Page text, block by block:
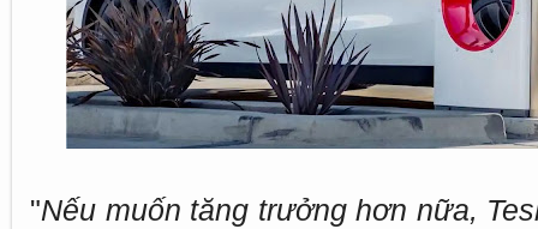
"Nếu muốn tăng trưởng hơn nữa,